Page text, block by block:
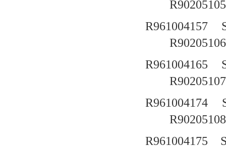
R961004157
R961004165
R961004174
R961004175